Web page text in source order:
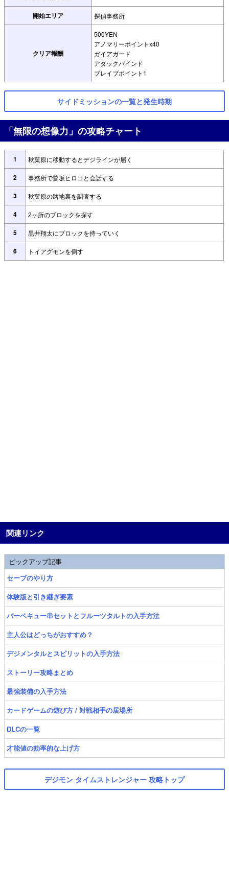
開始エリア 探偵事務所
クリア報酬
500YEN
アノマリーポイントx40
ガイアガード
アタックバインド
ブレイブポイント1
サイドミッションの一覧と発生時期
「無限の想像力」の攻略チャート
1 秋葉原に移動するとデジラインが届く
2 事務所で鷺坂ヒロコと会話する
3 秋葉原の路地裏を調査する
4 2ヶ所のブロックを探す
5 黒井翔太にブロックを持っていく
6 トイアグモンを倒す
関連リンク
ピックアップ記事
セーブのやり方
体験版と引き継ぎ要素
バーベキュー串セットとフルーツタルトの入手方法
主人公はどっちがおすすめ？
デジメンタルとスピリットの入手方法
ストーリー攻略まとめ
最強装備の入手方法
カードゲームの遊び方 / 対戦相手の居場所
DLCの一覧
才能値の効率的な上げ方
デジモン タイムストレンジャー 攻略トップ